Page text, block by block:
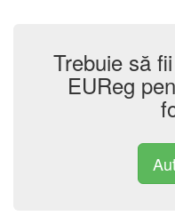
Trebuie să
EUReg